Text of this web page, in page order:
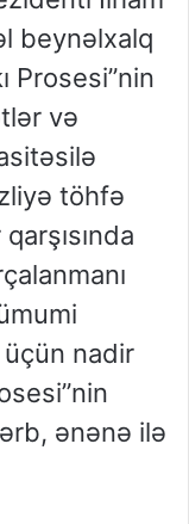
beynəlxalq
Prosesi”nin
və
töhfə
nadir
ənənə ilə